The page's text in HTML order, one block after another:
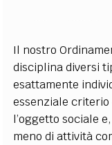
Il nostro
disciplina diversi
esattamente
essenziale
l’oggetto sociale
meno di attività